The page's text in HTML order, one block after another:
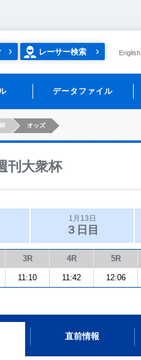
レーサー検索 English
データファイル
オッズ
刊大衆杯
1月13日
３日目
3R 4R 5R
11:10 11:42 12:06
直前情報